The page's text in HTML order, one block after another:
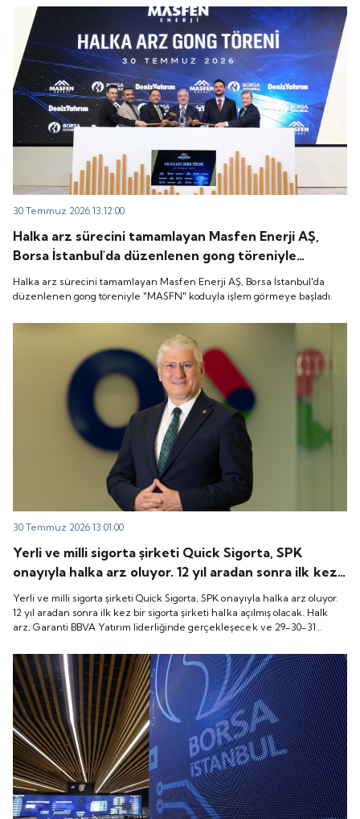
30 Temmuz 2026 13:12:00
Halka arz sürecini tamamlayan Masfen Enerji AŞ,
Borsa İstanbul'da düzenlenen gong töreniyle
"MASFN" koduyla işlem görmeye başladı.
Halka arz sürecini tamamlayan Masfen Enerji AŞ, Borsa İstanbul'da
düzenlenen gong töreniyle "MASFN" koduyla işlem görmeye başladı.
30 Temmuz 2026 13:01:00
Yerli ve milli sigorta şirketi Quick Sigorta, SPK
onayıyla halka arz oluyor. 12 yıl aradan sonra ilk kez
bir sigorta şirketi halka açılmış olacak. Halk arz,
Garanti BBVA Yatırım liderliğinde gerçekleşecek ve
29-30-31 Temmuz 2026 tarihlerinde talep
ile Quick Sigorta işlem görmeye başlayacak.
Yerli ve milli sigorta şirketi Quick Sigorta, SPK onayıyla halka arz oluyor.
12 yıl aradan sonra ilk kez bir sigorta şirketi halka açılmış olacak. Halk
arz, Garanti BBVA Yatırım liderliğinde gerçekleşecek ve 29-30-31
“Gong Töreni” ile Quick Sigorta işlem görmeye başlayacak.